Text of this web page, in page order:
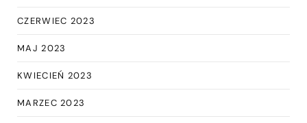
CZERWIEC 2023
MAJ 2023
KWIECIEŃ 2023
MARZEC 2023